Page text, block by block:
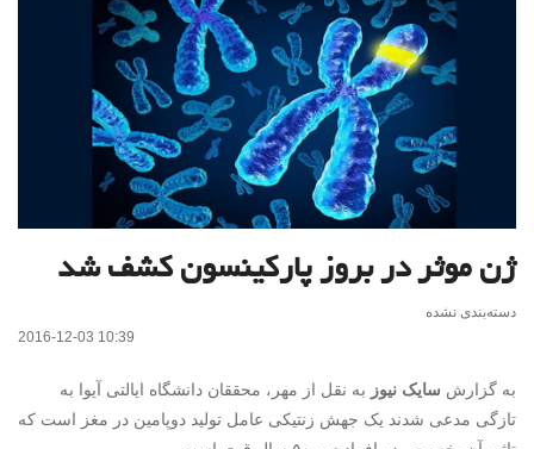
ژن موثر در بروز پارکینسون کشف شد
دسته‌بندی نشده
2016-12-03 10:39
به گزارش سایک نیوز به نقل از مهر، محققان دانشگاه ایالتی آیوا به
تازگی مدعی شدند یک جهش زنتیکی عامل تولید دوپامین در مغز است که